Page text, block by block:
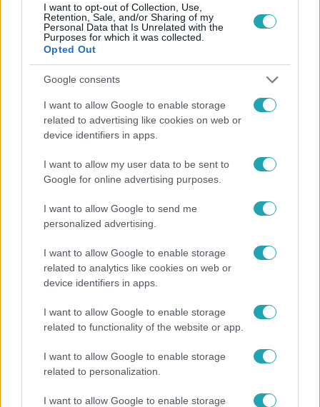
I want to opt-out of Collection, Use,
Retention, Sale, and/or Sharing of my
Personal Data that Is Unrelated with the
Purposes for which it was collected.
Opted Out
Google consents
I want to allow Google to enable storage
related to advertising like cookies on web or
device identifiers in apps.
I want to allow my user data to be sent to
Google for online advertising purposes.
I want to allow Google to send me
personalized advertising.
I want to allow Google to enable storage
related to analytics like cookies on web or
device identifiers in apps.
I want to allow Google to enable storage
related to functionality of the website or app.
I want to allow Google to enable storage
related to personalization.
I want to allow Google to enable storage
Hosszú Katinka a dokumentumfilmjében Shane